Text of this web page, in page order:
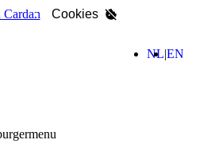
Cookies
zoekenNL EN